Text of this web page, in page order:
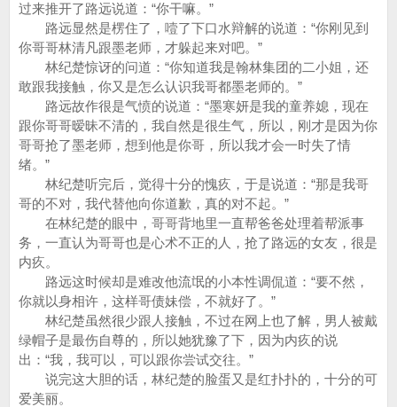
过来推开了路远说道：“你干嘛。”
路远显然是楞住了，噎了下口水辩解的说道：“你刚见到
你哥哥林清凡跟墨老师，才躲起来对吧。”
林纪楚惊讶的问道：“你知道我是翰林集团的二小姐，还
敢跟我接触，你又是怎么认识我哥都墨老师的。”
路远故作很是气愤的说道：“墨寒妍是我的童养媳，现在
跟你哥哥暧昧不清的，我自然是很生气，所以，刚才是因为你
哥哥抢了墨老师，想到他是你哥，所以我才会一时失了情
绪。”
林纪楚听完后，觉得十分的愧疚，于是说道：“那是我哥
哥的不对，我代替他向你道歉，真的对不起。”
在林纪楚的眼中，哥哥背地里一直帮爸爸处理着帮派事
务，一直认为哥哥也是心术不正的人，抢了路远的女友，很是
内疚。
路远这时候却是难改他流氓的小本性调侃道：“要不然，
你就以身相许，这样哥债妹偿，不就好了。”
林纪楚虽然很少跟人接触，不过在网上也了解，男人被戴
绿帽子是最伤自尊的，所以她犹豫了下，因为内疚的说
出：“我，我可以，可以跟你尝试交往。”
说完这大胆的话，林纪楚的脸蛋又是红扑扑的，十分的可
爱美丽。